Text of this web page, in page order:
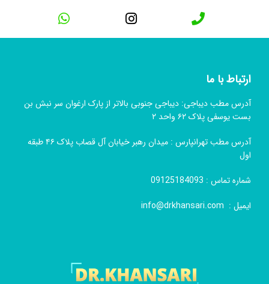
ارتباط با ما
آدرس مطب دیباجی: دیباجی جنوبی بالاتر از پارک ارغوان سر نبش بن
بست یوسفی پلاک ۶۲ واحد ۲
آدرس مطب تهرانپارس : میدان رهبر خیابان آل قصاب پلاک ۴۶ طبقه
اول
شماره تماس :
ایمیل : info@drkhansari.com